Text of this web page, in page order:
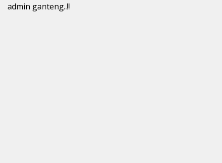
admin ganteng..!!